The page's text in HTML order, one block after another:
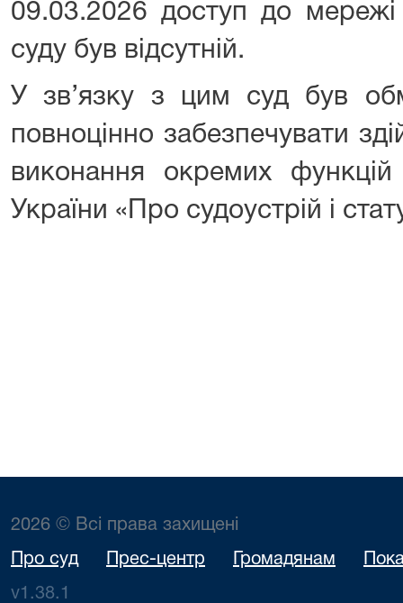
09.03.2026 доступ до мережі
суду був відсутній.
У зв’язку з цим суд був
повноцінно забезпечувати
виконання окремих
України «Про судоустрій і
2026 © Всі права захищені
Про суд Прес-центр Громадянам
v1.38.1